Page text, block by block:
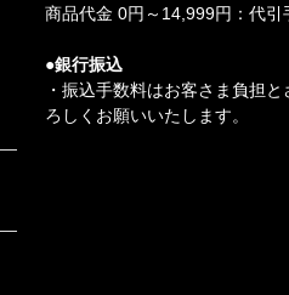
商品代金 0円～14,999円：代
●銀行振込
・振込手数料はお客さま負担
ろしくお願いいたします。